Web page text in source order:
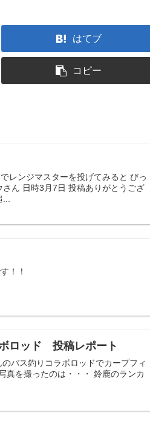
はてブ
コピー
レンジマスターを投げてみると びっ
ん 日時3月7日 投稿ありがとうござ
！！
ロッド 投稿レポート
バス釣りコラボロッドでカープフィ
真を撮ったのは・・・ 鈴鹿のランカ